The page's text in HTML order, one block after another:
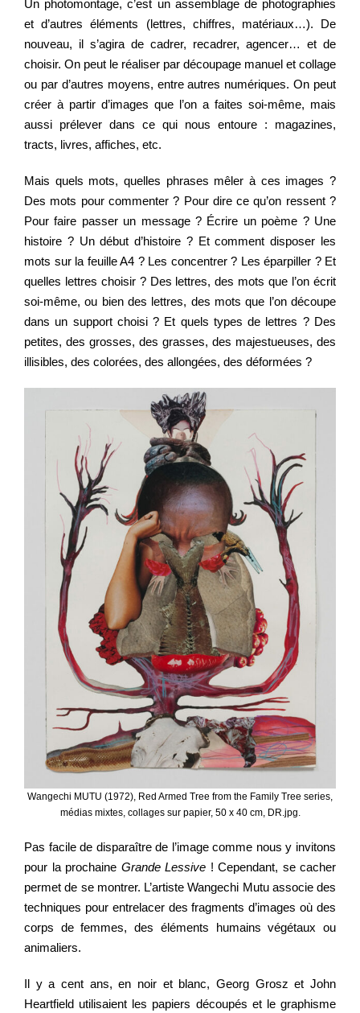
Un photomontage, c’est un assemblage de photographies
et d’autres éléments (lettres, chiffres, matériaux…). De
nouveau, il s’agira de cadrer, recadrer, agencer… et de
choisir. On peut le réaliser par découpage manuel et collage
ou par d’autres moyens, entre autres numériques. On peut
créer à partir d’images que l’on a faites soi-même, mais
aussi prélever dans ce qui nous entoure : magazines,
tracts, livres, affiches, etc.
Mais quels mots, quelles phrases mêler à ces images ?
Des mots pour commenter ? Pour dire ce qu’on ressent ?
Pour faire passer un message ? Écrire un poème ? Une
histoire ? Un début d’histoire ? Et comment disposer les
mots sur la feuille A4 ? Les concentrer ? Les éparpiller ? Et
quelles lettres choisir ? Des lettres, des mots que l’on écrit
soi-même, ou bien des lettres, des mots que l’on découpe
dans un support choisi ? Et quels types de lettres ? Des
petites, des grosses, des grasses, des majestueuses, des
illisibles, des colorées, des allongées, des déformées ?
Wangechi MUTU (1972), Red Armed Tree from the Family Tree series,
médias mixtes, collages sur papier, 50 x 40 cm, DR.jpg.
Pas facile de disparaître de l’image comme nous y invitons
pour la prochaine Grande Lessive ! Cependant, se cacher
permet de se montrer. L’artiste Wangechi Mutu associe des
techniques pour entrelacer des fragments d’images où des
corps de femmes, des éléments humains végétaux ou
animaliers.
Il y a cent ans, en noir et blanc, Georg Grosz et John
Heartfield utilisaient les papiers découpés et le graphisme